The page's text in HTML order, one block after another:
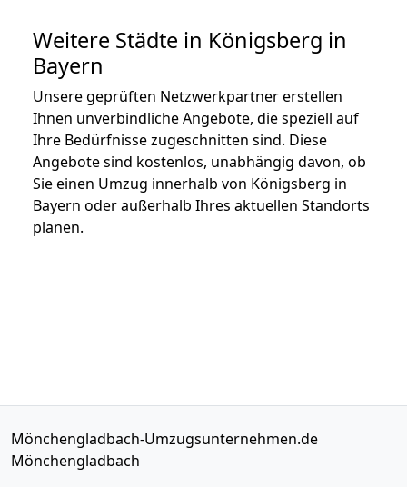
Weitere Städte in Königsberg in
Bayern
Unsere geprüften Netzwerkpartner erstellen
Ihnen unverbindliche Angebote, die speziell auf
Ihre Bedürfnisse zugeschnitten sind. Diese
Angebote sind kostenlos, unabhängig davon, ob
Sie einen Umzug innerhalb von Königsberg in
Bayern oder außerhalb Ihres aktuellen Standorts
planen.
Mönchengladbach-Umzugsunternehmen.de
Mönchengladbach